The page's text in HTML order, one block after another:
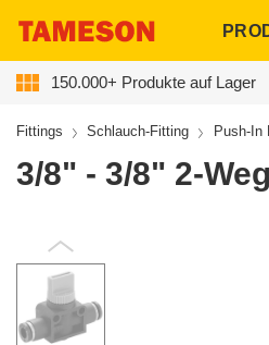
150.000+ Produkte auf Lager
Fittings Schlauch-Fitting Push-In
3/8" - 3/8" 2-